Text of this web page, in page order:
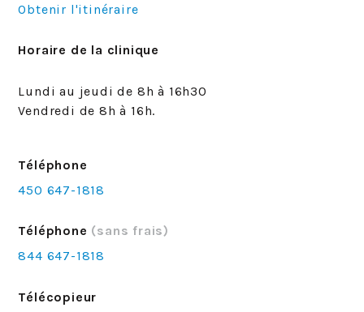
Obtenir l'itinéraire
Horaire de la clinique
Lundi au jeudi de 8h à 16h30
Vendredi de 8h à 16h.
Téléphone
450 647-1818
Téléphone (sans frais)
844 647-1818
Télécopieur